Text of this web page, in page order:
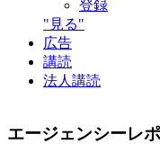
登録
"見る"
広告
講読
法人講読
エージェンシーレ